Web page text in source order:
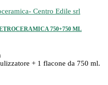
750+750 ML
+ 1 flacone da 750 ml.